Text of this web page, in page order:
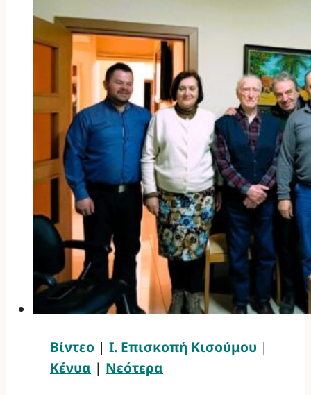
Βίντεο | Ι. Επισκοπή Κισούμου |
Κένυα | Νεότερα